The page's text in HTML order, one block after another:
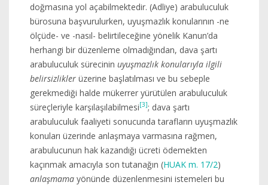
doğmasına yol açabilmektedir. (Adliye) arabuluculuk
bürosuna başvurulurken, uyuşmazlık konularının -ne
ölçüde- ve -nasıl- belirtileceğine yönelik Kanun’da
herhangi bir düzenleme olmadığından, dava şartı
arabuluculuk sürecinin uyuşmazlık konularıyla ilgili
belirsizlikler üzerine başlatılması ve bu sebeple
gerekmediği halde mükerrer yürütülen arabuluculuk
süreçleriyle karşılaşılabilmesi[3]; dava şartı
arabuluculuk faaliyeti sonucunda tarafların uyuşmazlık
konuları üzerinde anlaşmaya varmasına rağmen,
arabulucunun hak kazandığı ücreti ödemekten
kaçınmak amacıyla son tutanağın (HUAK m. 17/2)
anlaşmama yönünde düzenlenmesini istemeleri bu